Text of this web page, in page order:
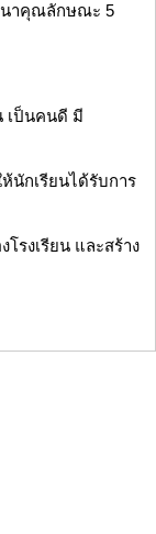
นาคุณลักษณะ 5
เป็นคนดี มี
นักเรียนได้รับการ
งเรียน และสร้าง